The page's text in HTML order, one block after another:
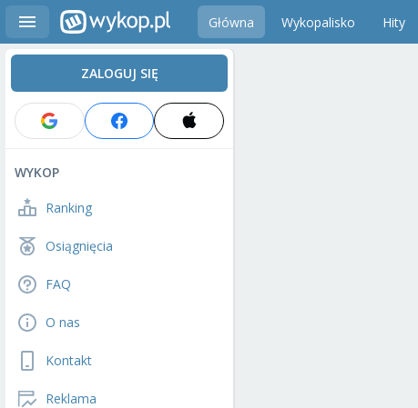
Główna Wykopalisko Hity
ZALOGUJ SIĘ
WYKOP
Ranking
Osiągnięcia
FAQ
O nas
Kontakt
Reklama